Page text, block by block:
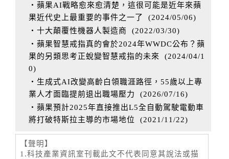
‧蘋果AI戰略愈來愈清楚，這很可能是近年來蘋
果近代史上最重要的事件之一了
(2024/05/06)
‧十大顛覆性機器人製造商
(2022/03/30)
‧蘋果智慧戒指真的會於2024年WWDC公布？蘋
果的另類思考正蛻變智慧戒指的未來
(2024/04/1
0)
‧生成式AI改變高齡白領職涯路徑，55歲以上專
業人才面臨提前退出職場壓力
(2026/07/16)
‧蘋果預計2025年直接推出L5全自動駕駛電動車
將打破特斯拉主導的市場地位
(2021/11/22)
【聲明】
1.科技產業資訊室刊載此文不代表同意其說法或描